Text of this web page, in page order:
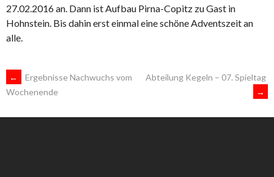
27.02.2016 an. Dann ist Aufbau Pirna-Copitz zu Gast in
Hohnstein. Bis dahin erst einmal eine schöne Adventszeit an
alle.
ARTIKEL-
NAVIGATION
←
Ergebnisse Nachwuchs vom
Wochenende
Abteilung Kegeln – 07. Spieltag
→